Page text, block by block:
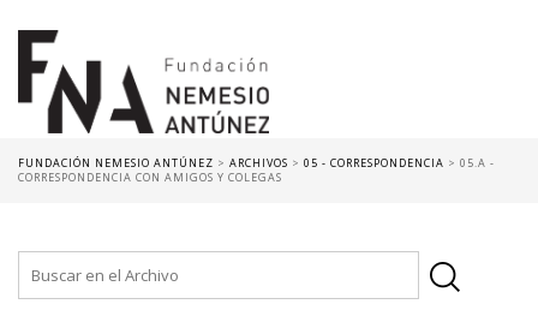
FUNDACIÓN NEMESIO ANTÚNEZ > ARCHIVOS > 05 - CORRESPONDENCIA > 05.A -
CORRESPONDENCIA CON AMIGOS Y COLEGAS